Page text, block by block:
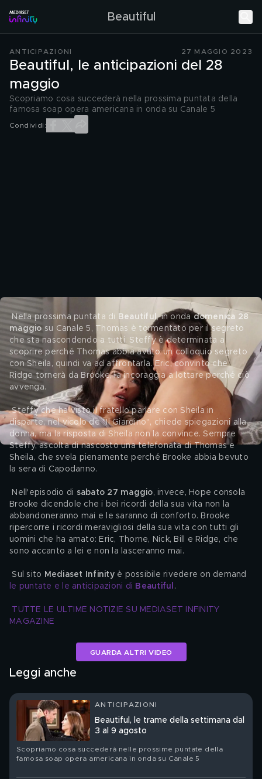
Beautiful
ANTICIPAZIONI 27 MAGGIO 2023
Beautiful, le anticipazioni del 28
maggio
Scopriamo cosa succederà nella prossima puntata della
famosa soap opera americana in onda su Canale 5
Condividi:
Nella prossima puntata di Beautiful , in onda domenica 28
maggio su Canale 5, Thomas è tormentato per il segreto
che sta nascondendo a tutti. Steffy è determinata a
scoprire perché Thomas abbia avuto un colloquio segreto
con Sheila, quindi va ad affrontarla. Eric, convinto che
Ridge tornerà da Brooke, la incoraggia a lottare perché ciò
avvenga.
Steffy che ha visto il fratello parlare con Sheila in
disparte, nel vicolo de "Il Giardino", chiede spiegazioni alla
donna, ma la risposta di Sheila non la convince. Sempre
Steffy, ascolta di nascosto una telefonata di Thomas e
Sheila, che svela pienamente perché Brooke abbia bevuto
la sera di Capodanno.
Nell'episodio di sabato 27 maggio, invece, Hope consola
Brooke dicendole che i bei ricordi della sua vita non la
abbandoneranno mai e le saranno di conforto. Brooke
ripercorre i ricordi meravigliosi della sua vita con tutti gli
uomini che ha amato: Eric, Thorne, Nick, Bill e Ridge, che
sono accanto a lei e non la lasceranno mai.
Sul sito Mediaset Infinity è possibile rivedere on demand
le puntate e le anticipazioni di Beautiful .
TUTTE LE ULTIME NOTIZIE SU MEDIASET INFINITY
MAGAZINE
GUARDA ALTRI VIDEO
Leggi anche
ANTICIPAZIONI
Beautiful, le trame della settimana dal
3 al 9 agosto
Scopriamo cosa succederà nelle prossime puntate della
famosa soap opera americana in onda su Canale 5